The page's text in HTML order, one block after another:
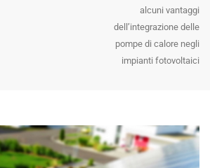
alcuni vantaggi
dell’integrazione delle
pompe di calore negli
impianti fotovoltaici